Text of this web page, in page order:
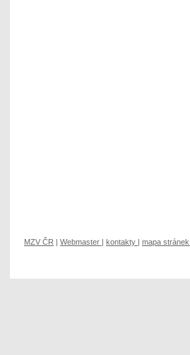
MZV ČR | Webmaster | kontakty | mapa stránek